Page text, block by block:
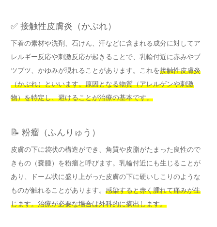
✅ 接触性皮膚炎（かぶれ）
下着の素材や洗剤、石けん、汗などに含まれる成分に対してア
レルギー反応や刺激反応が起きることで、乳輪付近に赤みやブ
ツブツ、かゆみが現れることがあります。これを接触性皮膚炎
（かぶれ）といいます。原因となる物質（アレルゲンや刺激
物）を特定し、避けることが治療の基本です。
📝 粉瘤（ふんりゅう）
皮膚の下に袋状の構造ができ、角質や皮脂がたまった良性ので
きもの（嚢腫）を粉瘤と呼びます。乳輪付近にも生じることが
あり、ドーム状に盛り上がった皮膚の下に硬いしこりのような
ものが触れることがあります。 感染すると赤く腫れて痛みが生
じます。治療が必要な場合は外科的に摘出します。